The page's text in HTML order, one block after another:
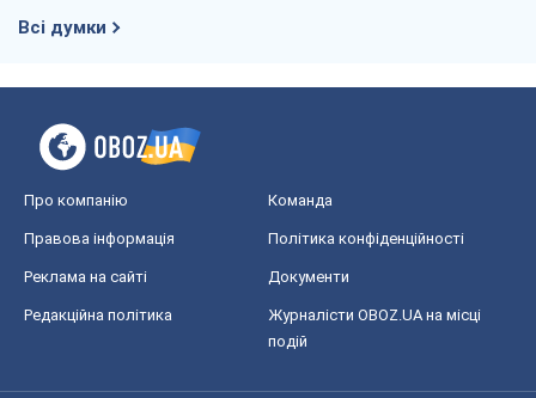
Всі думки
Про компанію Команда
Правова інформація Політика конфіденційності
Реклама на сайті Документи
Редакційна політика
Журналісти OBOZ.UA на місці
подій